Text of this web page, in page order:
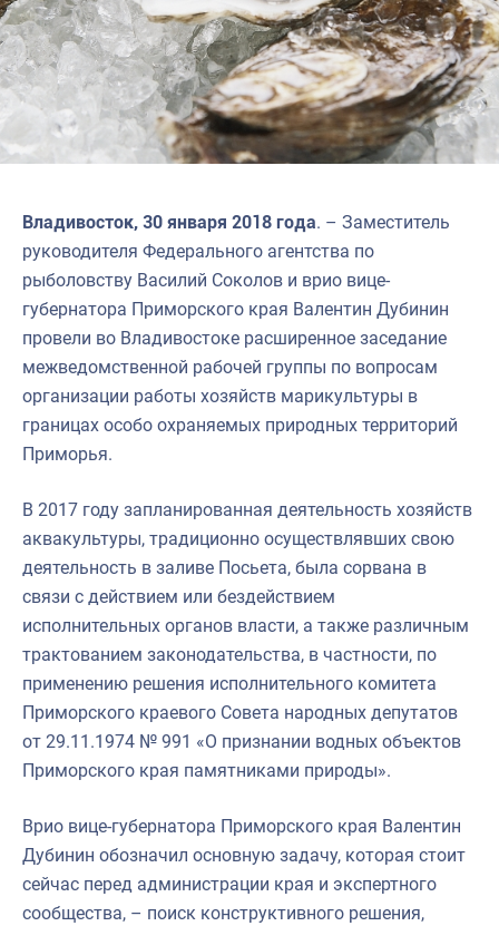
Владивосток, 30 января 2018 года. – Заместитель
руководителя Федерального агентства по
рыболовству Василий Соколов и врио вице-
губернатора Приморского края Валентин Дубинин
провели во Владивостоке расширенное заседание
межведомственной рабочей группы по вопросам
организации работы хозяйств марикультуры в
границах особо охраняемых природных территорий
Приморья.
В 2017 году запланированная деятельность хозяйств
аквакультуры, традиционно осуществлявших свою
деятельность в заливе Посьета, была сорвана в
связи с действием или бездействием
исполнительных органов власти, а также различным
трактованием законодательства, в частности, по
применению решения исполнительного комитета
Приморского краевого Совета народных депутатов
от 29.11.1974 № 991 «О признании водных объектов
Приморского края памятниками природы».
Врио вице-губернатора Приморского края Валентин
Дубинин обозначил основную задачу, которая стоит
сейчас перед администрации края и экспертного
сообщества, – поиск конструктивного решения,